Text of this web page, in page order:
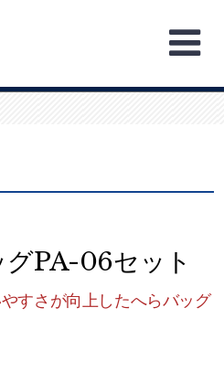
PA-06セット
すさが向上したへらバッグ